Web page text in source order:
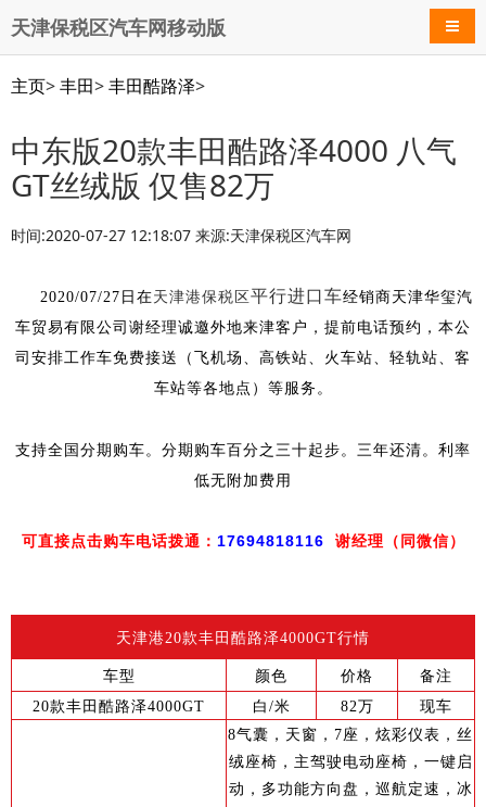
天津保税区汽车网移动版 导航
主页>丰田>丰田酷路泽>
中东版20款丰田酷路泽4000 八气
GT丝绒版 仅售82万
时间:2020-07-27 12:18:07 来源:天津保税区汽车网
2020/07/27日在天津港保税区 平行进口车经销商天津华玺汽
车贸易有限公司谢经理诚邀外地来津客户，提前电话预约，本公
司安排工作车免费接送（飞机场、高铁站、火车站、轻轨站、客
车站等各地点）等服务。
支持全国分期购车。分期购车百分之三十起步。三年还清。 利率
低无附加费用
可直接点击购车电话拨通： 17694818116 谢经理（同微信）
天津港20款丰田酷路泽4000GT行情
车型 颜色 价格
备注
20款丰田酷路泽4000GT
白/米 82万 现车
8气囊，天窗，7座，炫彩仪表，丝
绒座椅，主驾驶电动座椅，一键启
动，多功能方向盘，巡航定速，冰